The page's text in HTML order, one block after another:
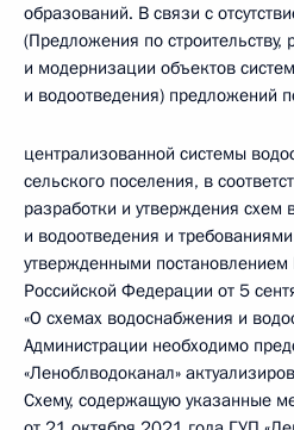
образований. В связи с
(Предложения по строительству,
и модернизации объектов
и водоотведения) предложений
централизованной системы
сельского поселения, в
разработки и утверждения схем
и водоотведения и
утвержденными постановлением
Российской Федерации от 5
«О схемах водоснабжения и
Администрации необходимо
«Леноблводоканал»
Схему, содержащую указанные